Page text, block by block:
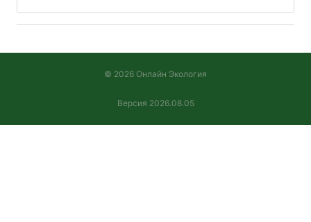
© 2026 Онлайн Экология
Версия 2026.08.05